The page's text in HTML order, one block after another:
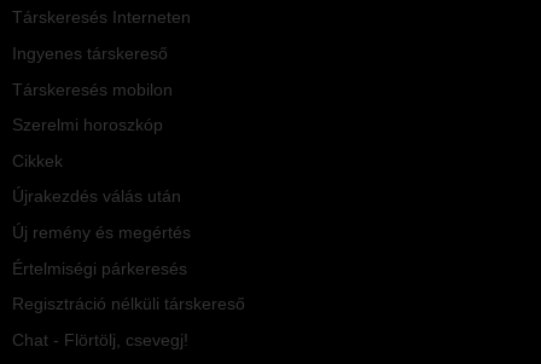
Társkeresés Interneten
Ingyenes társkereső
Társkeresés mobilon
Szerelmi horoszkóp
Cikkek
Újrakezdés válás után
Új remény és megértés
Értelmiségi párkeresés
Regisztráció nélküli társkereső
Chat - Flörtölj, csevegj!